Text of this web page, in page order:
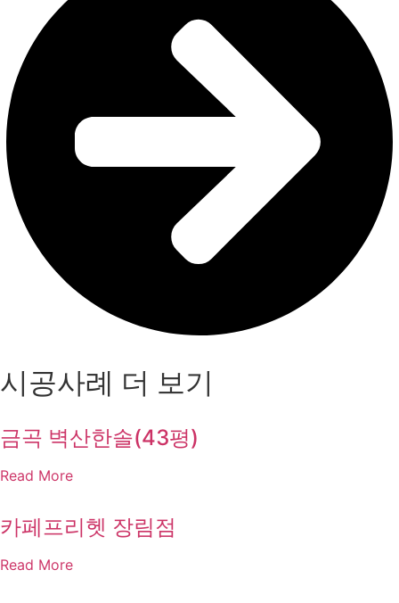
시공사례 더 보기
금곡 벽산한솔(43평)
Read More
카페프리헷 장림점
Read More